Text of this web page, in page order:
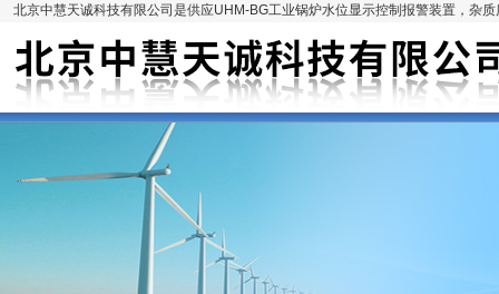
北京中慧天诚科技有限公司是供应UHM-BG工业锅炉水位显示控制报警装置，杂